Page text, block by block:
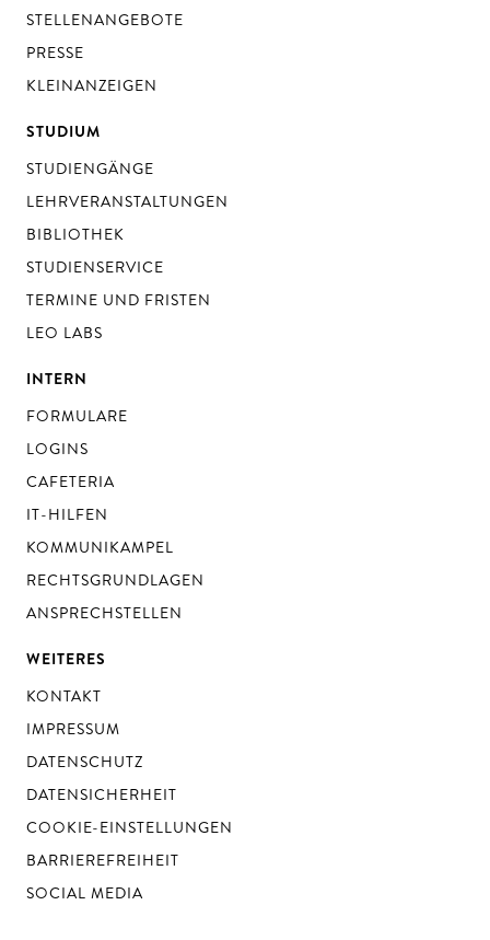
STELLENANGEBOTE
PRESSE
KLEINANZEIGEN
STUDIUM
STUDIENGÄNGE
LEHRVERANSTALTUNGEN
BIBLIOTHEK
STUDIENSERVICE
TERMINE UND FRISTEN
LEO LABS
INTERN
FORMULARE
LOGINS
CAFETERIA
IT-HILFEN
KOMMUNIKAMPEL
RECHTSGRUNDLAGEN
ANSPRECHSTELLEN
WEITERES
KONTAKT
IMPRESSUM
DATENSCHUTZ
DATENSICHERHEIT
COOKIE-EINSTELLUNGEN
BARRIEREFREIHEIT
SOCIAL MEDIA